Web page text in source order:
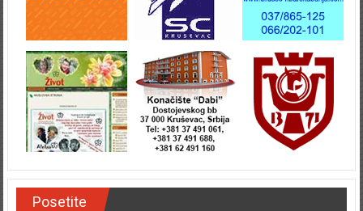
Posetite